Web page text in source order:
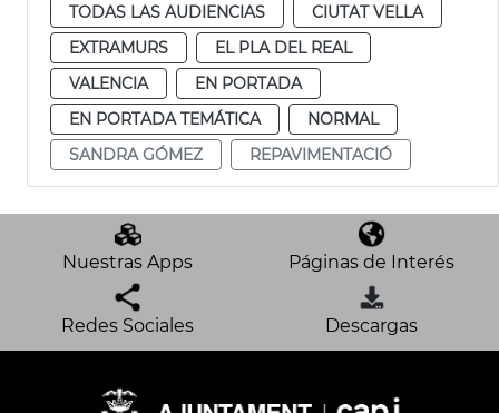
TODAS LAS AUDIENCIAS
CIUTAT VELLA
EXTRAMURS
EL PLA DEL REAL
VALENCIA
EN PORTADA
EN PORTADA TEMÁTICA
NORMAL
SANDRA GÓMEZ
REPAVIMENTACIÓ
Nuestras Apps Páginas de Interés
Redes Sociales Descargas